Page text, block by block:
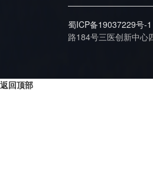
蜀ICP备19037229号-1
路184号三医创新中心
返回顶部